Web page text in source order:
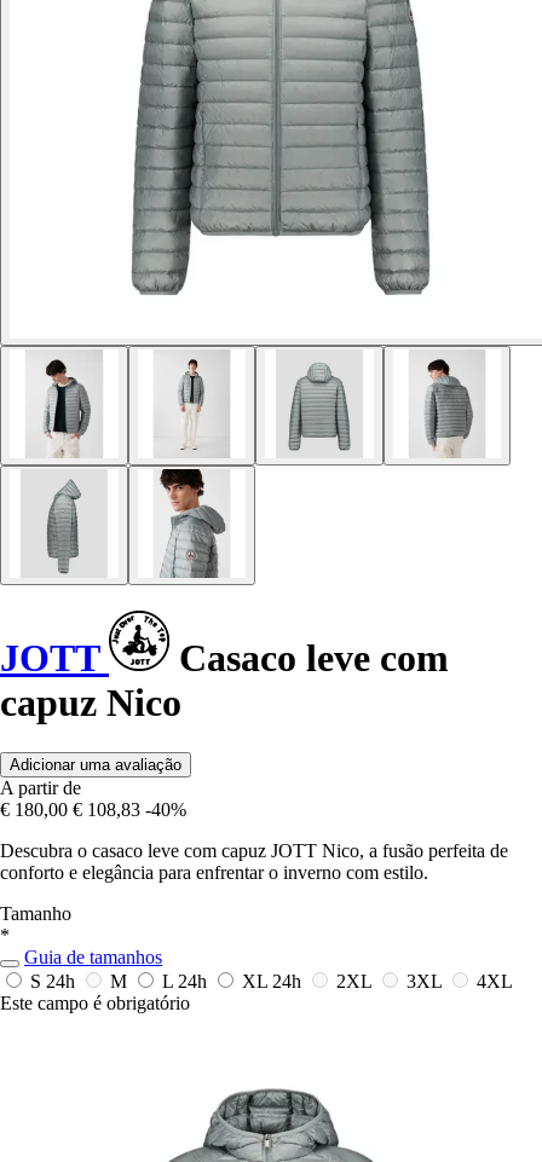
JOTT
Casaco leve com
capuz Nico
Adicionar uma avaliação
A partir de
€ 180,00 € 108,83 -40%
Descubra o casaco leve com capuz JOTT Nico, a fusão perfeita de
conforto e elegância para enfrentar o inverno com estilo.
Tamanho
*
Guia de tamanhos
S 24h M L 24h XL 24h 2XL 3XL
4XL
Este campo é obrigatório